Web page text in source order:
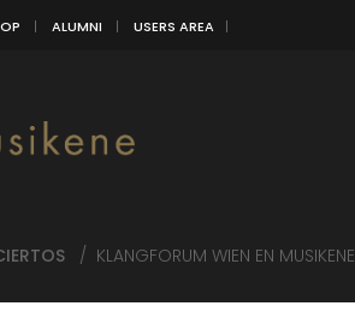
ALUMNI USERS AREA
/ KLANGFORUM WIEN EN MUSIKENE